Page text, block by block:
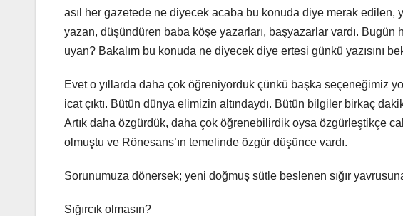
asıl her gazetede ne diyecek acaba bu konuda diye merak edilen,
yazan, düşündüren baba köşe yazarları, başyazarlar vardı. Bugün
uyan? Bakalım bu konuda ne diyecek diye ertesi günkü yazısını
Evet o yıllarda daha çok öğreniyorduk çünkü başka seçeneğimiz
icat çıktı. Bütün dünya elimizin altındaydı. Bütün bilgiler birkaç
Artık daha özgürdük, daha çok öğrenebilirdik oysa özgürleştikçe
olmuştu ve Rönesans’ın temelinde özgür düşünce vardı.
Sorunumuza dönersek; yeni doğmuş sütle beslenen sığır
Sığırcık olmasın?